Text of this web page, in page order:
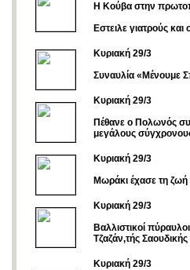
Η Κούβα στην
Eστειλε γιατρούς
Κυριακή 29/3
Συναυλία «Μένουμε
Κυριακή 29/3
Πέθανε ο Πολωνός
μεγάλους
Κυριακή 29/3
Μωράκι έχασε τη
Kυριακή 29/3
Βαλλιστικοί
Τζαζάν,τής
Κυριακή 29/3